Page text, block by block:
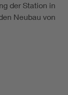
der Station in
Neubau von